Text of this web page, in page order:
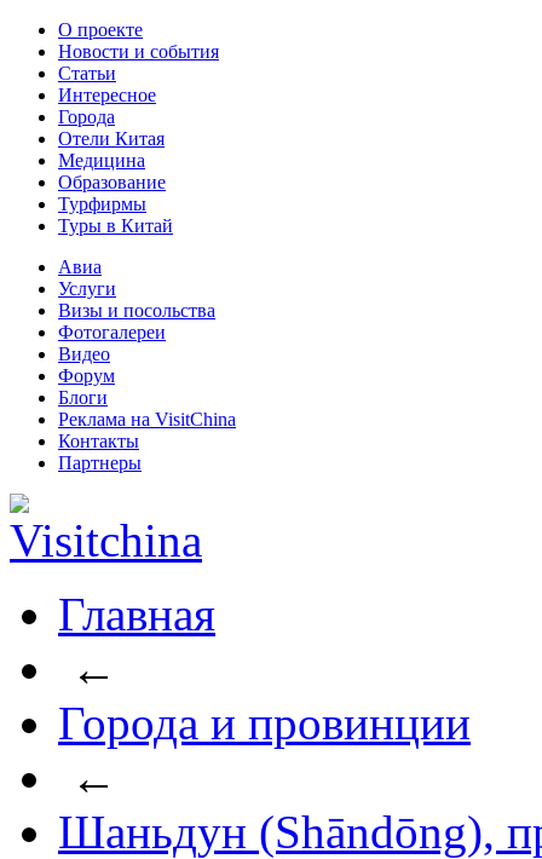
О проекте
Новости и события
Статьи
Интересное
Города
Отели Китая
Медицина
Образование
Турфирмы
Туры в Китай
Авиа
Услуги
Визы и посольства
Фотогалереи
Видео
Форум
Блоги
Реклама на VisitChina
Контакты
Партнеры
Главная
←
Города и провинции
←
Шаньдун (Shāndōng),